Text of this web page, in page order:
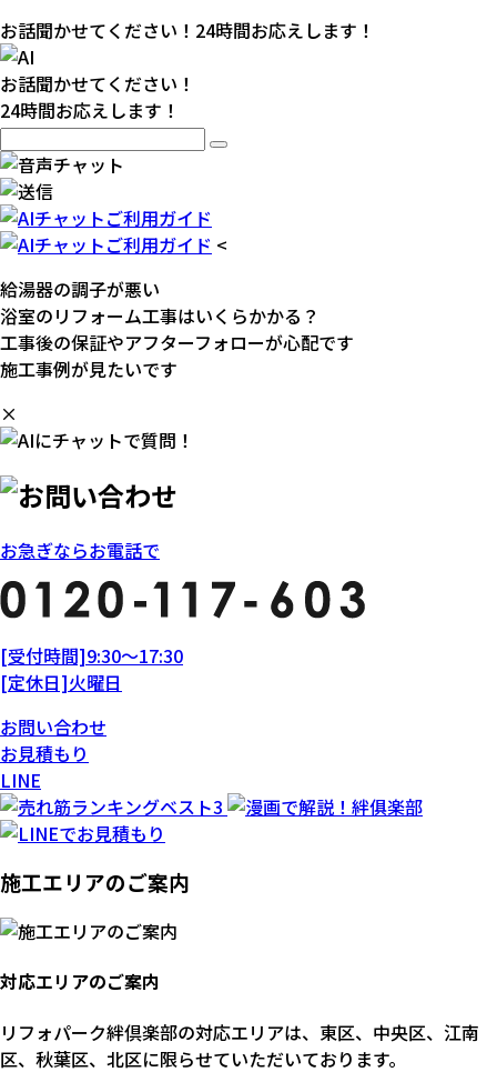
お話聞かせてください！24時間お応えします！
お話聞かせてください！
24時間お応えします！
<
給湯器の調子が悪い
浴室のリフォーム工事はいくらかかる？
工事後の保証やアフターフォローが心配です
施工事例が見たいです
×
お急ぎならお電話で
[受付時間]9:30～17:30
[定休日]火曜日
お問い合わせ
お見積もり
LINE
施工エリアのご案内
対応エリアのご案内
リフォパーク絆倶楽部の対応エリアは、東区、中央区、江南
区、秋葉区、北区に限らせていただいております。